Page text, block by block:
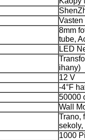
Vasten
8mm
tube,
LED
ihany)
12 V
-4°F
50000
Wall
Trano,
sekoly,
1000